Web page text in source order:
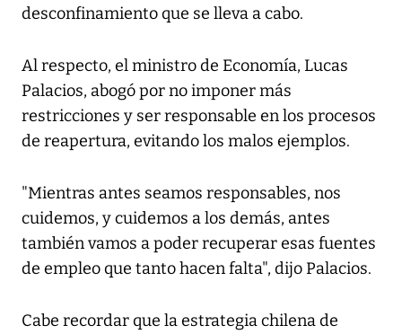
desconfinamiento que se lleva a cabo.
Al respecto, el ministro de Economía, Lucas
Palacios, abogó por no imponer más
restricciones y ser responsable en los procesos
de reapertura, evitando los malos ejemplos.
"Mientras antes seamos responsables, nos
cuidemos, y cuidemos a los demás, antes
también vamos a poder recuperar esas fuentes
de empleo que tanto hacen falta", dijo Palacios.
Cabe recordar que la estrategia chilena de